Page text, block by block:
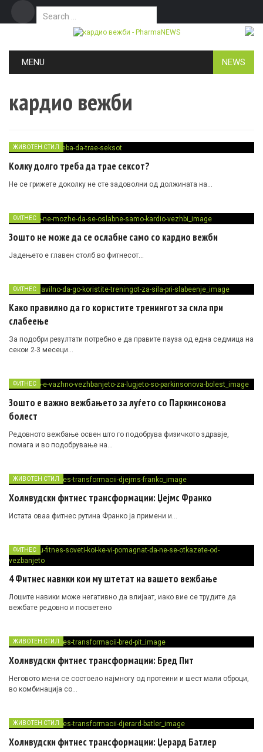
Search for:
MENU NEWS
кардио вежби
ЖИВОТЕН СТИЛ
Колку долго треба да трае сексот?
Не се грижете доколку не сте задоволни од должината на…
ФИТНЕС
Зошто не може да се ослабне само со кардио вежби
Јадењето е главен столб во фитнесот…
ФИТНЕС
Како правилно да го користите тренингот за сила при
слабеење
За подобри резултати потребно е да правите пауза од една седмица на
секои 2-3 месеци…
ФИТНЕС
Зошто е важно вежбањето за луѓето со Паркинсонова
болест
Редовното вежбање освен што го подобрува физичкото здравје,
помага и во подобрување на…
ЖИВОТЕН СТИЛ
Холивудски фитнес трансформации: Џејмс Франко
Истата оваа фитнес рутина Франко ја примени и…
ФИТНЕС
4 Фитнес навики кои му штетат на вашето вежбање
Лошите навики може негативно да влијаат, иако вие се трудите да
вежбате редовно и посветено
ЖИВОТЕН СТИЛ
Холивудски фитнес трансформации: Бред Пит
Неговото мени се состоело најмногу од протеини и шест мали оброци,
во комбинација со…
ЖИВОТЕН СТИЛ
Холивудски фитнес трансформации: Џерард Батлер